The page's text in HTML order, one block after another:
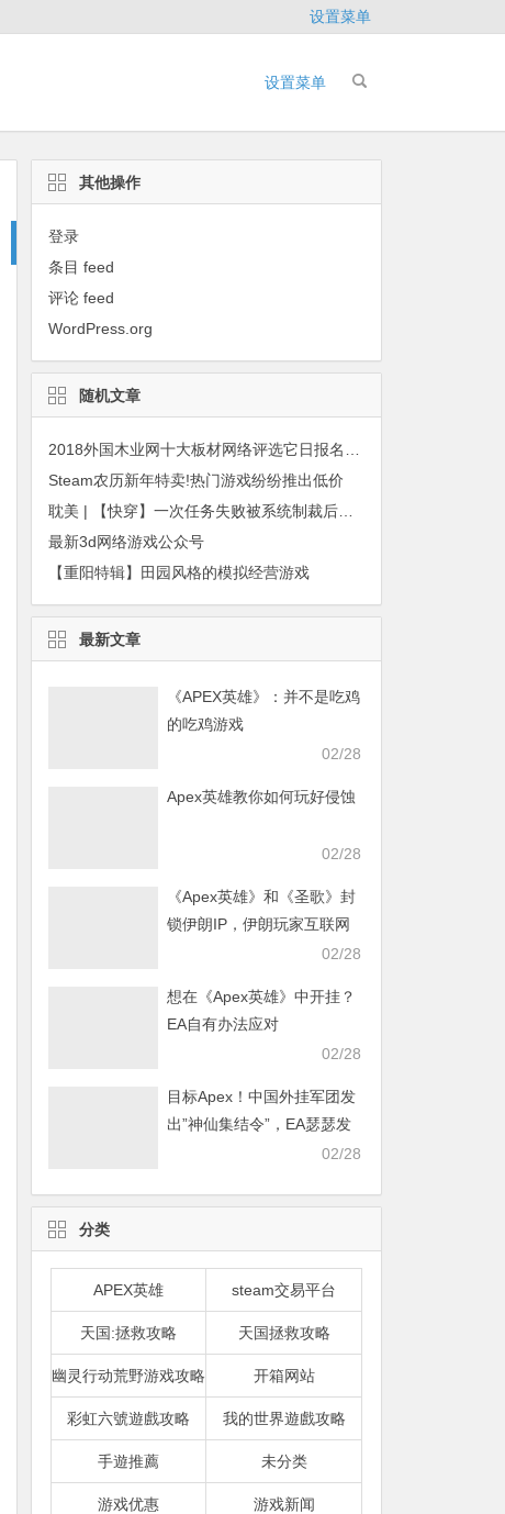
设置菜单
设置菜单
其他操作
登录
条目 feed
评论 feed
WordPress.org
随机文章
Steam农历新年特卖!热门游戏纷纷推出低价
耽美 | 【快穿】一次任务失败被系统制裁后，谢真的配角定位从男主老铁成了男主宿敌。
最新3d网络游戏公众号
【重阳特辑】田园风格的模拟经营游戏
最新文章
《APEX英雄》：并不是吃鸡
的吃鸡游戏
02/28
Apex英雄教你如何玩好侵蚀
02/28
《Apex英雄》和《圣歌》封
锁伊朗IP，伊朗玩家互联网
02/28
想在《Apex英雄》中开挂？
EA自有办法应对
02/28
目标Apex！中国外挂军团发
出”神仙集结令”，EA瑟瑟发
02/28
分类
APEX英雄 steam交易平台
天国:拯救攻略 天国拯救攻略
幽灵行动荒野游戏攻略 开箱网站
彩虹六號遊戲攻略 我的世界遊戲攻略
手遊推薦 未分类
游戏优惠 游戏新闻